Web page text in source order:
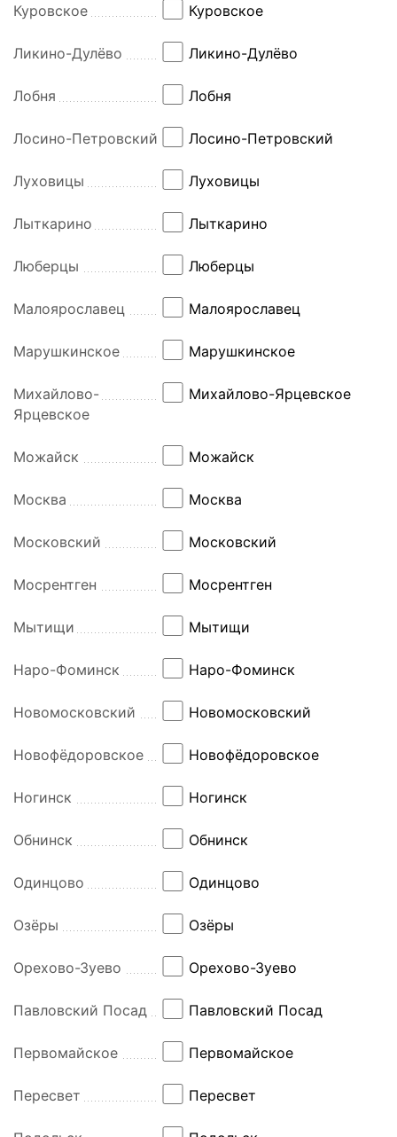
Куровское Куровское
Ликино-Дулёво Ликино-Дулёво
Лобня Лобня
Лосино-Петровский Лосино-Петровский
Луховицы Луховицы
Лыткарино Лыткарино
Люберцы Люберцы
Малоярославец Малоярославец
Марушкинское Марушкинское
Михайлово-
Ярцевское
Михайлово-Ярцевское
Можайск Можайск
Москва Москва
Московский Московский
Мосрентген Мосрентген
Мытищи Мытищи
Наро-Фоминск Наро-Фоминск
Новомосковский Новомосковский
Новофёдоровское Новофёдоровское
Ногинск Ногинск
Обнинск Обнинск
Одинцово Одинцово
Озёры Озёры
Орехово-Зуево Орехово-Зуево
Павловский Посад Павловский Посад
Первомайское Первомайское
Пересвет Пересвет